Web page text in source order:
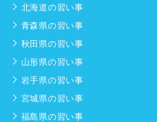
北海道の習い事
青森県の習い事
秋田県の習い事
山形県の習い事
岩手県の習い事
宮城県の習い事
福島県の習い事